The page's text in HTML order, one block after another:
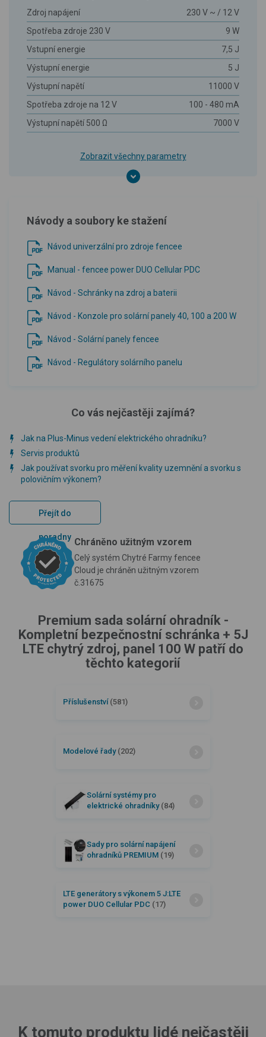
Zdroj napájení
230 V ~ / 12 V
Spotřeba zdroje 230 V
9 W
Vstupní energie
7,5 J
Výstupní energie
5 J
Výstupní napětí
11000 V
Spotřeba zdroje na 12 V
100 - 480 mA
Výstupní napětí 500 Ω
7000 V
Zobrazit všechny parametry
Návody a soubory ke stažení
Návod univerzální pro zdroje fencee
Manual - fencee power DUO Cellular PDC
Návod - Schránky na zdroj a baterii
Návod - Konzole pro solární panely 40, 100 a 200 W
Návod - Solární panely fencee
Návod - Regulátory solárního panelu
Co vás nejčastěji zajímá?
Jak na Plus-Minus vedení elektrického ohradníku?
Servis produktů
Jak používat svorku pro měření kvality uzemnění a svorku s
polovičním výkonem?
Přejít do
poradny Chráněno užitným vzorem
Celý systém Chytré Farmy fencee
Cloud je chráněn užitným vzorem
č.31675
Premium sada solární ohradník -
Kompletní bezpečnostní schránka + 5J
LTE chytrý zdroj, panel 100 W patří do
těchto kategorií
Příslušenství (581)
Modelové řady (202)
Solární systémy pro
elektrické ohradníky (84)
Sady pro solární napájení
ohradníků PREMIUM (19)
LTE generátory s výkonem 5 J:LTE
power DUO Cellular PDC (17)
K tomuto produktu lidé nejčastěji